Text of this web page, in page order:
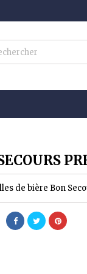
de bière Bon